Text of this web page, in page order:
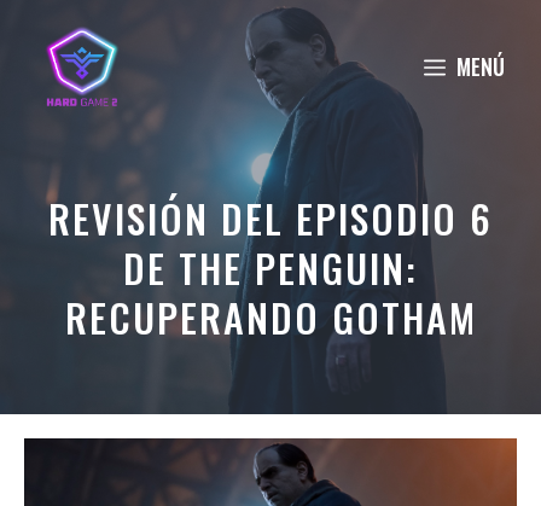
contenido
MENÚ
REVISIÓN DEL EPISODIO 6
DE THE PENGUIN:
RECUPERANDO GOTHAM